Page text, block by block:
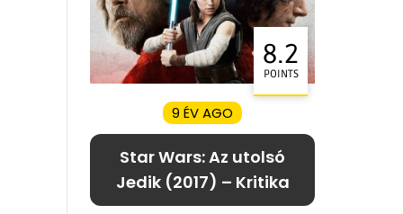
8.2
POINTS
9 ÉV AGO
Star Wars: Az utolsó
Jedik (2017) – Kritika